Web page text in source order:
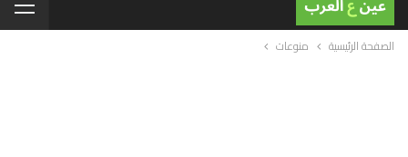
الصفحة الرئيسية منوعات